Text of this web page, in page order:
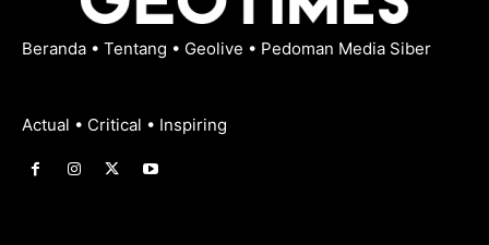
Beranda • Tentang • Geolive • Pedoman Media Siber
Actual • Critical • Inspiring